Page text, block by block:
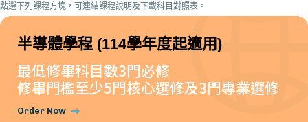
點選下列課程方塊，可連結課程說明及下載科目對照表。
半導體學程 (114學年度起適用)
最低修畢科目數3門必修
修畢門檻至少5門核心選修及3門專業選修
Order Now